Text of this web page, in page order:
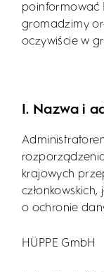
poinformować
gromadzimy
oczywiście w
I. Nazwa i
krajowych
o ochronie
HÜPPE GmbH